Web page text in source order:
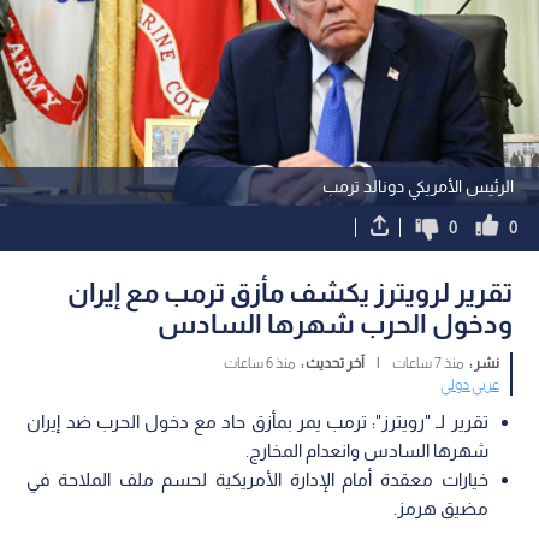
الرئيس الأمريكي دونالد ترمب
0
0
تقرير لرويترز يكشف مأزق ترمب مع إيران
ودخول الحرب شهرها السادس
نشر : منذ 7 ساعات | آخر تحديث : منذ 6 ساعات
عربي دولي
تقرير لـ "رويترز": ترمب يمر بمأزق حاد مع دخول الحرب ضد إيران
شهرها السادس وانعدام المخارج.
خيارات معقدة أمام الإدارة الأمريكية لحسم ملف الملاحة في
مضيق هرمز.